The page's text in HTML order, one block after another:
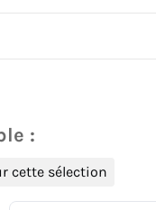
:
cette sélection